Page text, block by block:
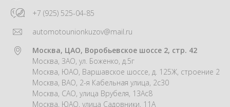
+7 (925) 525-04-85
automotounionkuzov@mail.ru
Москва, ЦАО, Воробьевское шоссе 2, стр. 42
Москва, ЗАО, ул. Боженко, д.5г
Москва, ЮАО, Варшавское шоссе, д. 125Ж, строение 2
Москва, ВАО, 2-я Кабельная улица, 2с30
Москва, САО, улица Врубеля, 13Ас8
Москва, ЮАО, улица Садовники, 11А